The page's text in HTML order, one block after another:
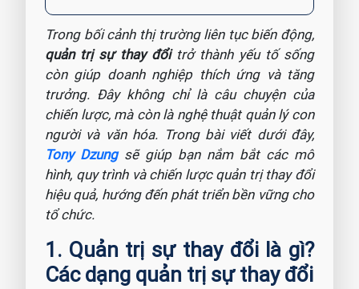
Trong bối cảnh thị trường liên tục biến động,
quản trị sự thay đổitrở thành yếu tố sống
còn giúp doanh nghiệp thích ứng và tăng
trưởng. Đây không chỉ là câu chuyện của
chiến lược, mà còn là nghệ thuật quản lý con
người và văn hóa. Trong bài viết dưới đây,
Tony Dzungsẽ giúp bạn nắm bắt các mô
hình, quy trình và chiến lược quản trị thay đổi
hiệu quả, hướng đến phát triển bền vững cho
tổ chức.
1. Quản trị sự thay đổi là gì?
Các dạng quản trị sự thay đổi